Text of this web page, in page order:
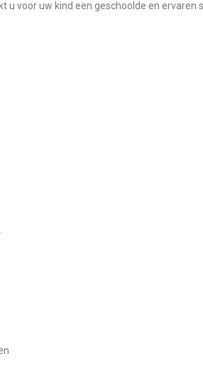
voor uw kind een geschoolde en